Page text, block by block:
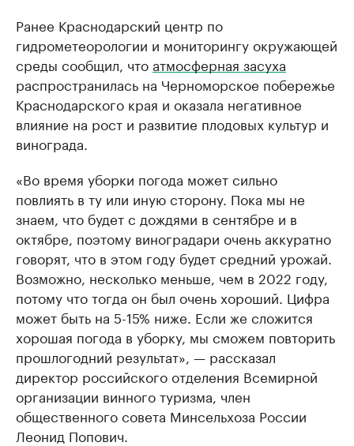
Ранее Краснодарский центр по
гидрометеорологии и мониторингу окружающей
среды сообщил, чтоатмосферная засуха
распространилась на Черноморское побережье
Краснодарского края и оказала негативное
влияние на рост и развитие плодовых культур и
винограда.
«Во время уборки погода может сильно
повлиять в ту или иную сторону. Пока мы не
знаем, что будет с дождями в сентябре и в
октябре, поэтому виноградари очень аккуратно
говорят, что в этом году будет средний урожай.
Возможно, несколько меньше, чем в 2022 году,
потому что тогда он был очень хороший. Цифра
может быть на 5-15% ниже. Если же сложится
хорошая погода в уборку, мы сможем повторить
прошлогодний результат», — рассказал
директор российского отделения Всемирной
организации винного туризма, член
общественного совета Минсельхоза России
Леонид Попович.